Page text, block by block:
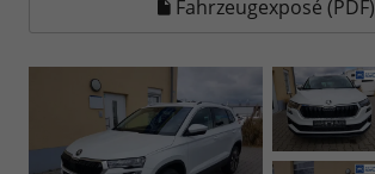
Fahrzeugexposé (PDF)